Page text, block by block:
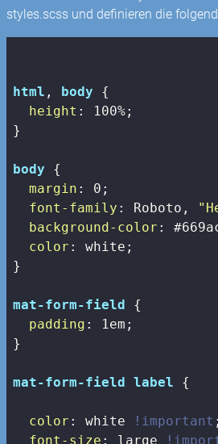
styles.scss und definieren die
html , body {
height : 100%;
}
body {
margin : 0 ;
font-family : Roboto,
background-color :
color : white;
}
mat-form-field {
padding : 1em ;
}
mat-form-field label {
color : white !important ;
font-size : large